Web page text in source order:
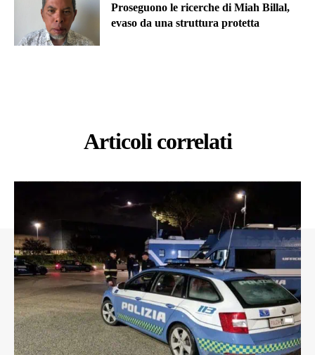
Proseguono le ricerche di Miah Billal,
evaso da una struttura protetta
Articoli correlati